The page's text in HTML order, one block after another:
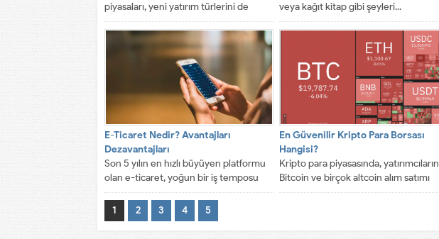
piyasaları, yeni yatırım türlerini de
beraberinde getirdi. Bu yatırım
türlerinin en...
veya kağıt kitap gibi şeyleri...
E-Ticaret Nedir? Avantajları
Dezavantajları
Son 5 yılın en hızlı büyüyen platformu
olan e-ticaret, yoğun bir iş temposu
olan ve...
En Güvenilir Kripto Para Borsası
Hangisi?
Kripto para piyasasında, yatırımcıların
Bitcoin ve birçok altcoin alım satımı
yapmasını sağlayan borsalar, geri
1
2 3 4 5